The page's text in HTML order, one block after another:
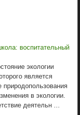
воспитательный
экологии
является
природопользования
в экологии.
деятельн ...